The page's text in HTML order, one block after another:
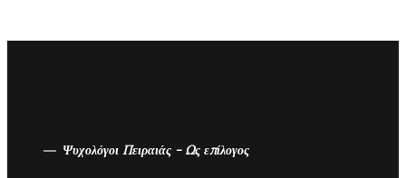
Ψυχολόγοι Πειραιάς - Ως επίλογος